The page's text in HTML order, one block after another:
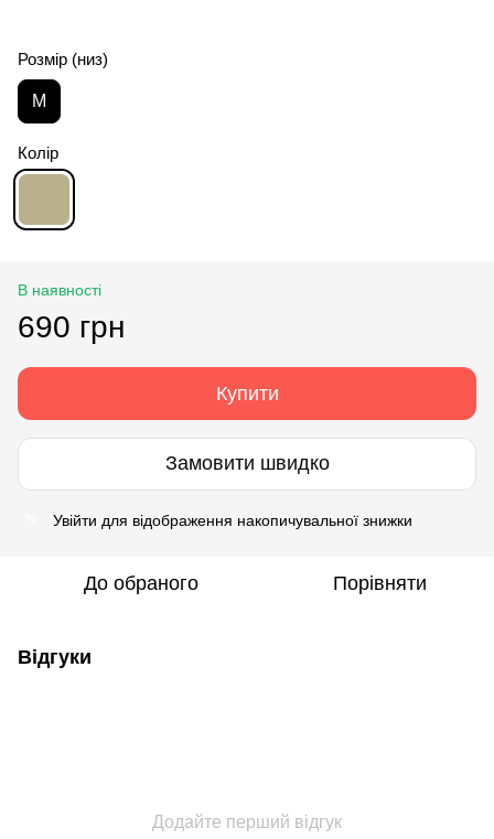
Розмір (низ)
M
Колір
В наявності
690 грн
Купити
Замовити швидко
Увійти для відображення накопичувальної знижки
До обраного Порівняти
Відгуки
Додайте перший відгук